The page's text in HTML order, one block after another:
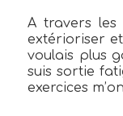
A travers les
extérioriser
voulais plus
suis sortie
exercices